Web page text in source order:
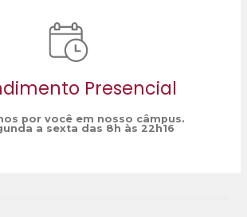
Presencial
por você em nosso câmpus.
a sexta das 8h às 22h16